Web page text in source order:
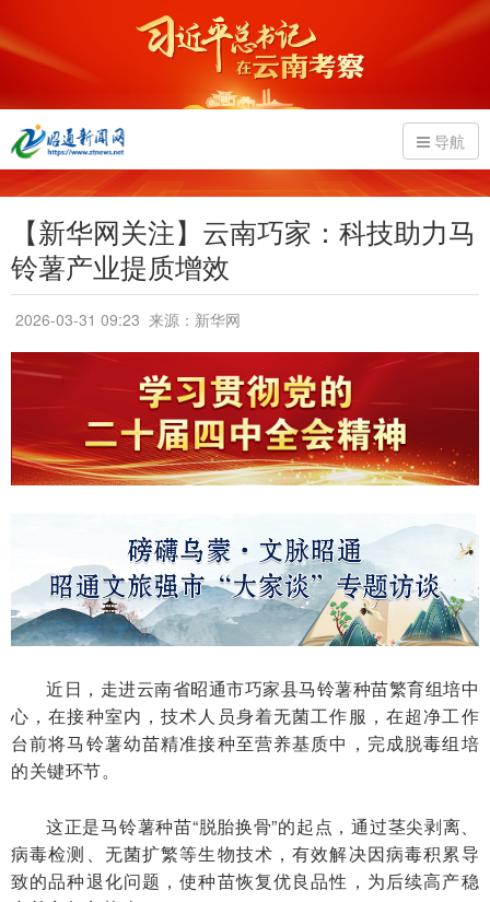
导航
【新华网关注】云南巧家：科技助力马
铃薯产业提质增效
2026-03-31 09:23 来源：新华网
近日，走进云南省昭通市巧家县马铃薯种苗繁育组培中
心，在接种室内，技术人员身着无菌工作服，在超净工作
台前将马铃薯幼苗精准接种至营养基质中，完成脱毒组培
的关键环节。
这正是马铃薯种苗“脱胎换骨”的起点，通过茎尖剥离、
病毒检测、无菌扩繁等生物技术，有效解决因病毒积累导
致的品种退化问题，使种苗恢复优良品性，为后续高产稳